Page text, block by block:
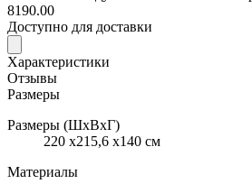
8190.00
Доступно для доставки
Характеристики
Отзывы
Размеры
Размеры (ШхВхГ)
220 x215,6 x140 см
Материалы